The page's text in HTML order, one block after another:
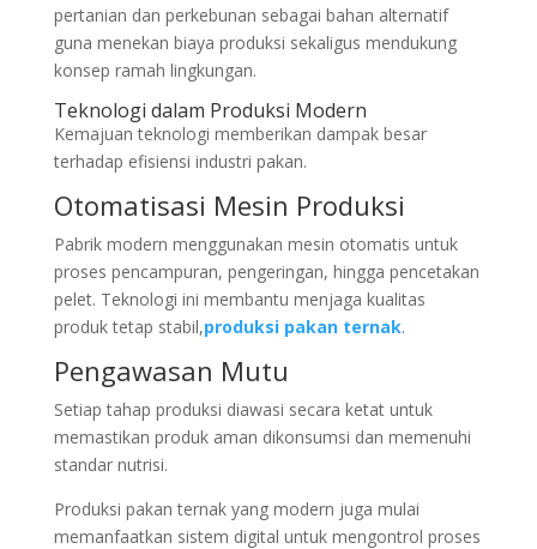
pertanian dan perkebunan sebagai bahan alternatif
guna menekan biaya produksi sekaligus mendukung
konsep ramah lingkungan.
Teknologi dalam Produksi Modern
Kemajuan teknologi memberikan dampak besar
terhadap efisiensi industri pakan.
Otomatisasi Mesin Produksi
Pabrik modern menggunakan mesin otomatis untuk
proses pencampuran, pengeringan, hingga pencetakan
pelet. Teknologi ini membantu menjaga kualitas
produk tetap stabil,produksi pakan ternak.
Pengawasan Mutu
Setiap tahap produksi diawasi secara ketat untuk
memastikan produk aman dikonsumsi dan memenuhi
standar nutrisi.
Produksi pakan ternak yang modern juga mulai
memanfaatkan sistem digital untuk mengontrol proses